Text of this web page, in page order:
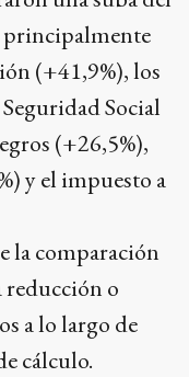
principalmente
(+41,9%), los
Social
(+26,5%),
y el impuesto a
la comparación
reducción o
a lo largo de
cálculo.